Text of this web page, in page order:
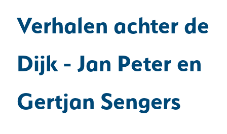
Verhalen achter de
Dijk - Jan Peter en
Gertjan Sengers